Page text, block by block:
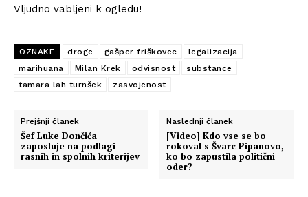
Vljudno vabljeni k ogledu!
OZNAKE droge gašper friškovec
legalizacija
marihuana
Milan Krek odvisnost
substance
tamara lah turnšek
zasvojenost
Prejšnji članek
Šef Luke Dončića
zaposluje na podlagi
rasnih in spolnih kriterijev
Naslednji članek
[Video] Kdo vse se bo
rokoval s Švarc Pipanovo,
ko bo zapustila politični
oder?